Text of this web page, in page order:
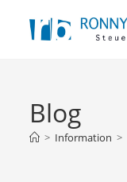
Blog
> Information >